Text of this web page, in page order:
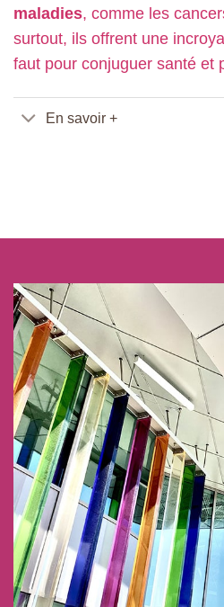
maladies, comme les
surtout, ils offrent une
faut pour conjuguer santé et
En savoir +